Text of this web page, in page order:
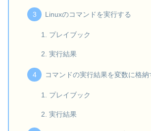
Linuxのコマンドを実行する
プレイブック
実行結果
コマンドの実行結果を変数に格納
プレイブック
実行結果